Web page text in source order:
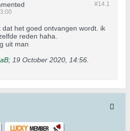
#14.1
het goed ontvangen wordt. ik
reden haha.
uit man
; 19 October 2020, 14:56